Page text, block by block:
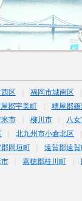
区 福岡市城南区
郡宇美町 糟屋郡篠
米市 柳川市 八
北九州市小倉北区
岡垣町 遠賀郡遠賀
市 嘉穂郡桂川町